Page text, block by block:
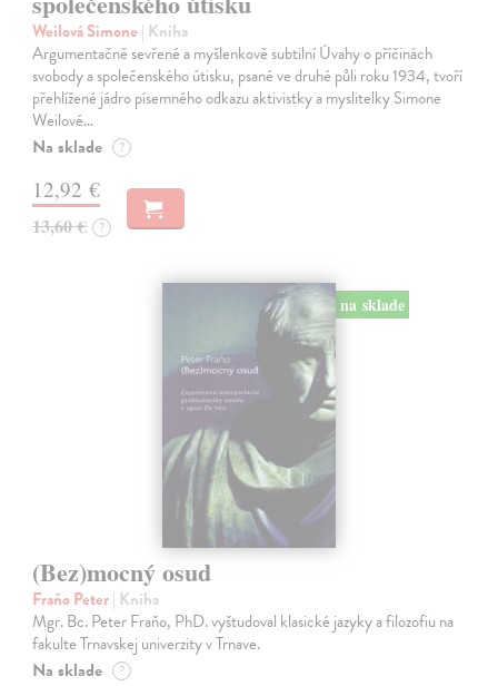
Weilová Simone | Kniha
Argumentačně sevřené a myšlenkově subtilní Úvahy o příčinách
svobody a společenského útisku, psané ve druhé půli roku 1934, tvoří
přehlížené jádro písemného odkazu aktivistky a myslitelky Simone
Weilové…
Na sklade ?
12,92 €
13,60 € ?
na sklade
(Bez)mocný osud
Fraňo Peter| Kniha
Mgr. Bc. Peter Fraňo, PhD. vyštudoval klasické jazyky a filozofiu na
fakulte Trnavskej univerzity v Trnave.
Na sklade ?